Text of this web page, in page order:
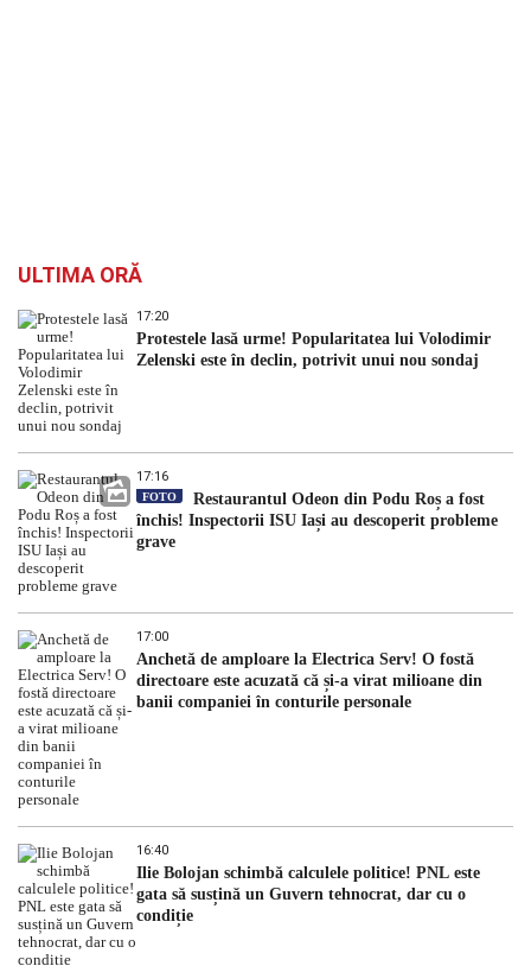
ULTIMA ORĂ
17:20
Protestele lasă urme! Popularitatea lui Volodimir
Zelenski este în declin, potrivit unui nou sondaj
17:16
FOTO
Restaurantul Odeon din Podu Roș a fost
închis! Inspectorii ISU Iași au descoperit probleme
grave
17:00
Anchetă de amploare la Electrica Serv! O fostă
directoare este acuzată că și-a virat milioane din
banii companiei în conturile personale
16:40
Ilie Bolojan schimbă calculele politice! PNL este
gata să susțină un Guvern tehnocrat, dar cu o
condiție